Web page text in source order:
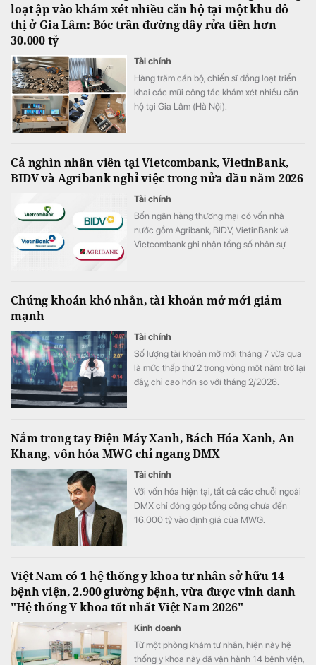
loạt ập vào khám xét nhiều căn hộ tại một khu đô
thị ở Gia Lâm: Bóc trần đường dây rửa tiền hơn
30.000 tỷ
Tài chính
Hàng trăm cán bộ, chiến sĩ đồng loạt triển
khai các mũi công tác khám xét nhiều căn
hộ tại Gia Lâm (Hà Nội).
Cả nghìn nhân viên tại Vietcombank, VietinBank,
BIDV và Agribank nghỉ việc trong nửa đầu năm 2026
Tài chính
Bốn ngân hàng thương mại có vốn nhà
nước gồm Agribank, BIDV, VietinBank và
Vietcombank ghi nhận tổng số nhân sự
Chứng khoán khó nhằn, tài khoản mở mới giảm
mạnh
Tài chính
Số lượng tài khoản mở mới tháng 7 vừa qua
là mức thấp thứ 2 trong vòng một năm trở lại
đây, chỉ cao hơn so với tháng 2/2026.
Nắm trong tay Điện Máy Xanh, Bách Hóa Xanh, An
Khang, vốn hóa MWG chỉ ngang DMX
Tài chính
Với vốn hóa hiện tại, tất cả các chuỗi ngoài
DMX chỉ đóng góp tổng cộng chưa đến
16.000 tỷ vào định giá của MWG.
Việt Nam có 1 hệ thống y khoa tư nhân sở hữu 14
bệnh viện, 2.900 giường bệnh, vừa được vinh danh
"Hệ thống Y khoa tốt nhất Việt Nam 2026"
Kinh doanh
Từ một phòng khám tư nhân, hiện này hệ
thống y khoa này đã vận hành 14 bệnh viện,